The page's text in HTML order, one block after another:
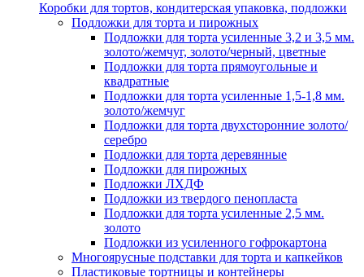
Коробки для тортов, кондитерская упаковка, подложки
Подложки для торта и пирожных
Подложки для торта усиленные 3,2 и 3,5 мм.
золото/жемчуг, золото/черный, цветные
Подложки для торта прямоугольные и
квадратные
Подложки для торта усиленные 1,5-1,8 мм.
золото/жемчуг
Подложки для торта двухсторонние золото/
серебро
Подложки для торта деревянные
Подложки для пирожных
Подложки ЛХДФ
Подложки из твердого пенопласта
Подложки для торта усиленные 2,5 мм.
золото
Подложки из усиленного гофрокартона
Многоярусные подставки для торта и капкейков
Пластиковые тортницы и контейнеры